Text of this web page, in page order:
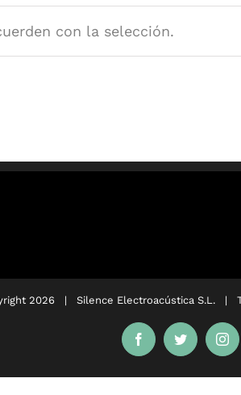
con la selección.
2026 | Silence Electroacústica S.L.|
FacebookTwitter